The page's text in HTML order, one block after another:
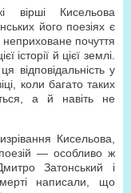
вірші Кисельова
його поезіях є
почуття
історії й цієї землі.
відповідальність у
коли багато таких
а й навіть не
Кисельова,
поезій — особливо ж
Затонський і
написали, що